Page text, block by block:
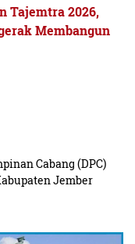
Tajemtra 2026,
Membangun
Cabang (DPC)
Jember